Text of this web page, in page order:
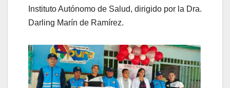
Instituto Autónomo de Salud, dirigido por la Dra.
Darling Marín de Ramírez.